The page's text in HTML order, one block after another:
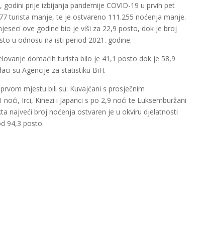
prije izbijanja pandemije COVID-19 u prvih pet
turista manje, te je ostvareno 111.255 noćenja manje.
ove godine bio je viši za 22,9 posto, dok je broj
u odnosu na isti period 2021. godine.
domaćih turista bilo je 41,1 posto dok je 58,9
su Agencije za statistiku BiH.
mjestu bili su: Kuvajćani s prosječnim
Irci, Kinezi i Japanci s po 2,9 noći te Luksemburžani
najveći broj noćenja ostvaren je u okviru djelatnosti
94,3 posto.